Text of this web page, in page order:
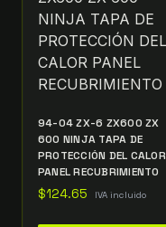
94-04 ZX-6 ZX600 ZX
600 NINJA TAPA DE
PROTECCIÓN DEL CALOR
PANEL RECUBRIMIENTO
$124.65 IVA incluido